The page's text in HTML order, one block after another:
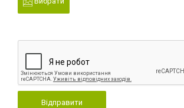
Відправити